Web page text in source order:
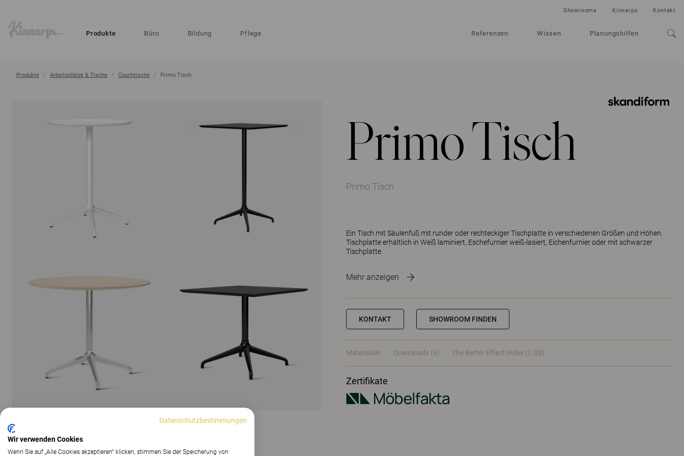
Produkte Büro Bildung Pflege Referenzen Wissen Planungshilfen
Showrooms Kinnarps Kontakt
Produkte Arbeitsplätze & Tische Couchtische Primo Tisch
Primo Tisch
Primo Tisch
Ein Tisch mit Säulenfuß mit runder oder rechteckiger Tischplatte in verschiedenen Größen und Höhen.
Tischplatte erhältlich in Weiß laminiert, Eschefurnier weiß-lasiert, Eichenfurnier oder mit schwarzer
Tischplatte.
Mehr anzeigen
KONTAKT SHOWROOM FINDEN
Materialien Downloads (9) The Better Effect Index (2.08)
Zertifikate
Datenschutzbestimmungen
Wir verwenden Cookies
Wenn Sie auf „Alle Cookies akzeptieren“ klicken, stimmen Sie der Speicherung von